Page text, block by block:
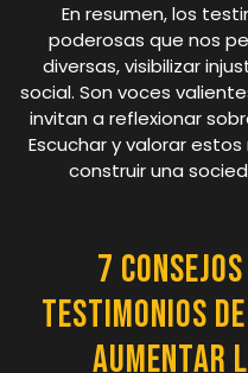
En resumen, los
poderosas que nos
diversas, visibilizar
social. Son voces
invitan a reflexionar
Escuchar y valorar
construir una
7
testimonios
aumentar